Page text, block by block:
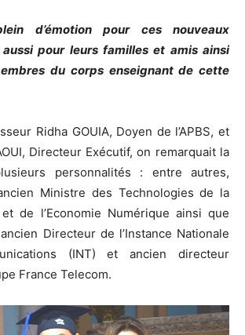
d’émotion pour ces nouveaux
pour leurs familles et amis ainsi
du corps enseignant de cette
Ridha GOUIA, Doyen de l’APBS, et
Directeur Exécutif, on remarquait la
personnalités : entre autres,
Ministre des Technologies de la
de l’Economie Numérique ainsi que
Directeur de l’Instance Nationale
(INT) et ancien directeur
France Telecom.